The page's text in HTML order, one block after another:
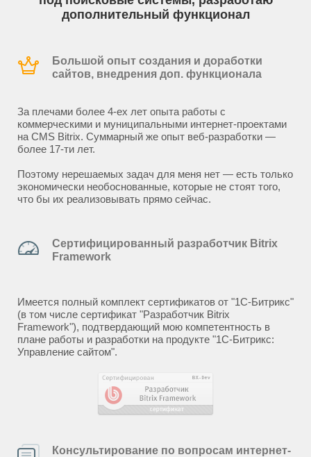
дополнительный функционал
Большой опыт создания и доработки
сайтов, внедрения доп. функционала
За плечами более 4-ех лет опыта работы с
коммерческими и муниципальными интернет-проектами
на CMS Bitrix. Суммарный же опыт веб-разработки —
более 17-ти лет.
Поэтому нерешаемых задач для меня нет — есть только
экономически необоснованные, которые не стоят того,
что бы их реализовывать прямо сейчас.
Сертифицированный разработчик Bitrix
Framework
Имеется полный комплект сертификатов от "1С-Битрикс"
(в том числе сертификат "Разработчик Bitrix
Framework"), подтвердающий мою компетентность в
плане работы и разработки на продукте "1С-Битрикс:
Управление сайтом".
Консультирование по вопросам интернет-